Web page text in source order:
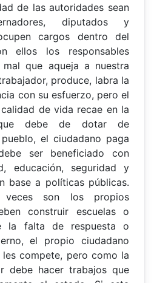
de las autoridades sean
diputados y
cargos dentro del
ellos los responsables
que aqueja a nuestra
produce, labra la
con su esfuerzo, pero el
de vida recae en la
debe de dotar de
el ciudadano paga
ser beneficiado con
educación, seguridad y
base a políticas públicas.
veces son los propios
construir escuelas o
la falta de respuesta o
el propio ciudadano
compete, pero como la
debe hacer trabajos que